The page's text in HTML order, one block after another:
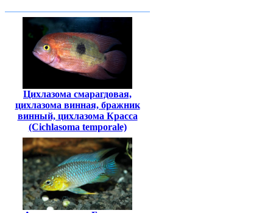
Цихлазома смарагдовая,
цихлазома винная, бражник
винный, цихлазома Красса
(Cichlasoma temporale)